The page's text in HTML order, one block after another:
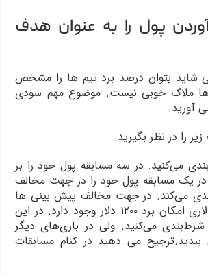
پول را به عنوان هدف
شاید بتوان درصد برد تیم ها را مشخص
ها ملاک خوبی نیست. موضوع مهم سودی
آورید.
را در نظر بگیرید.
می‌کنید. در سه مسابقه پول خود را بر
در یک مسابقه پول خود را در جهت مخالف
می‌کند. در جهت مخالف پیش بینی ها
با شرط‌بندی صد دلاری امکان برد ۱۲۰۰ دلار وجود دارد. در این
۱۰۰ دلار شرط‌بندی می‌کنید. ولی در بازی‌های دیگر
می بندید.ترجیح می دهید در کنام مسابقات